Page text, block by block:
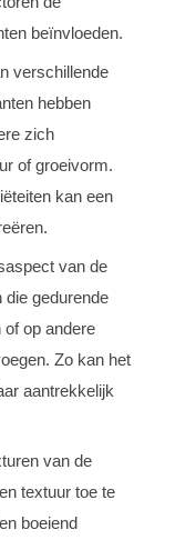
beïnvloeden.
verschillende
hebben
zich
of groeivorm.
kan een
van de
die gedurende
op andere
Zo kan het
aantrekkelijk
van de
textuur toe te
boeiend